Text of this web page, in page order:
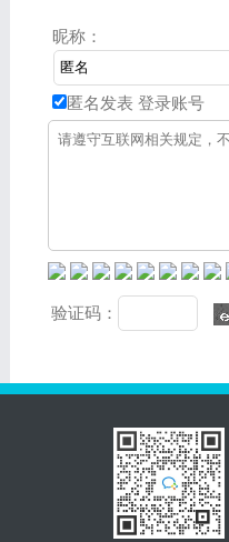
昵称：
匿名发表 登录账号
验证码：